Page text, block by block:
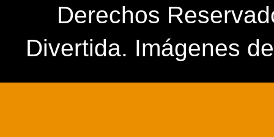
Derechos
Divertida. Imágenes